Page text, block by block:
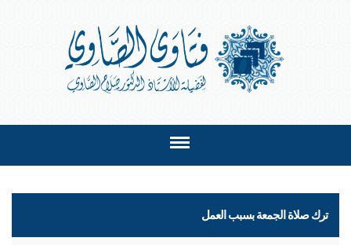
ترك صلاة الجمعة بسبب العمل